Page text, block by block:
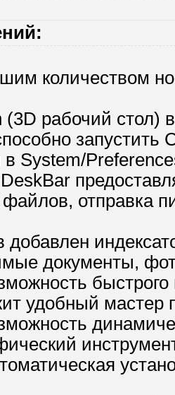
количеством
(3D рабочий стол)
System/
отправка
добавлен
документы,
удобный мастер